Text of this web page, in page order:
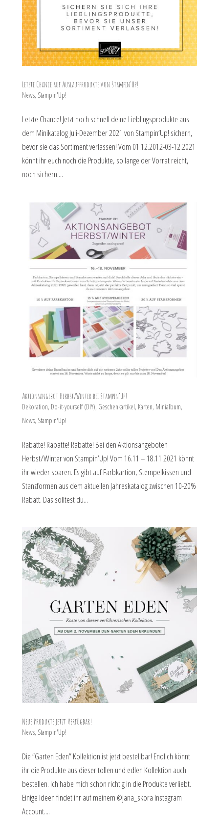
Letzte Chance auf Auslaufprodukte von Stampin’Up!
News, Stampin'Up!
Letzte Chance! Jetzt noch schnell deine Lieblingsprodukte aus
dem Minikatalog Juli-Dezember 2021 von Stampin’Up! sichern,
bevor sie das Sortiment verlassen! Vom 01.12.2012-03-12.2021
könnt ihr euch noch die Produkte, so lange der Vorrat reicht,
noch sichern....
Aktionsangebot Herbst/Winter bei Stampin’Up!
Dekoration, Do-it-yourself (DIY), Geschenkartikel, Karten, Minialbum,
News, Stampin'Up!
Rabatte! Rabatte! Rabatte! Bei den Aktionsangeboten
Herbst/Winter von Stampin’Up! Vom 16.11 – 18.11 2021 könnt
ihr wieder sparen. Es gibt auf Farbkartion, Stempelkissen und
Stanzformen aus dem aktuellen Jahreskatalog zwischen 10-20%
Rabatt. Das solltest du...
Neue Produkte jetzt Verfügbar!
News, Stampin'Up!
Die “Garten Eden” Kollektion ist jetzt bestellbar! Endlich könnt
ihr die Produkte aus dieser tollen und edlen Kollektion auch
bestellen. Ich habe mich schon richtig in die Produkte verliebt.
Einige Ideen findet ihr auf meinem @jana_skora Instagram
Account....